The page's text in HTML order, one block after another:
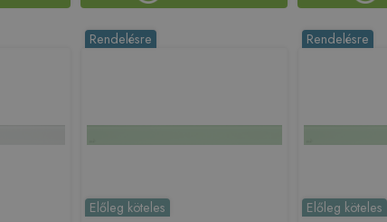
Rendelésre
Előleg köteles
Rendelésre
Előleg köteles